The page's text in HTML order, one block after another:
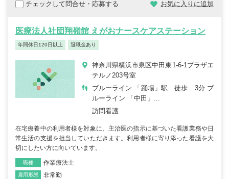
チェックして問合せ・応募する お気に入りに追加
医療法人社団翔嶺館 えがおナースケアステーション
年間休日120日以上 退職金あり
神奈川県横浜市泉区中田東1-6-1プラザエ
テルノ203号室
ブルーライン 「踊場」駅 徒歩 3分 ブ
ルーライン 「中田」...
訪問看護
在宅療養中の利用者様を対象に、主治医の指示に基づいた看護業務や日
常生活の支援を担当していただきます。利用者様に寄り添った看護を大
切にしたい方に向いています。
職種 作業療法士
雇用形態 非常勤